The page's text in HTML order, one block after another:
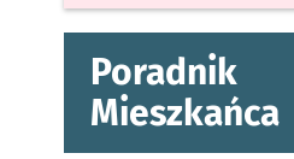
Poradnik
Mieszkańca